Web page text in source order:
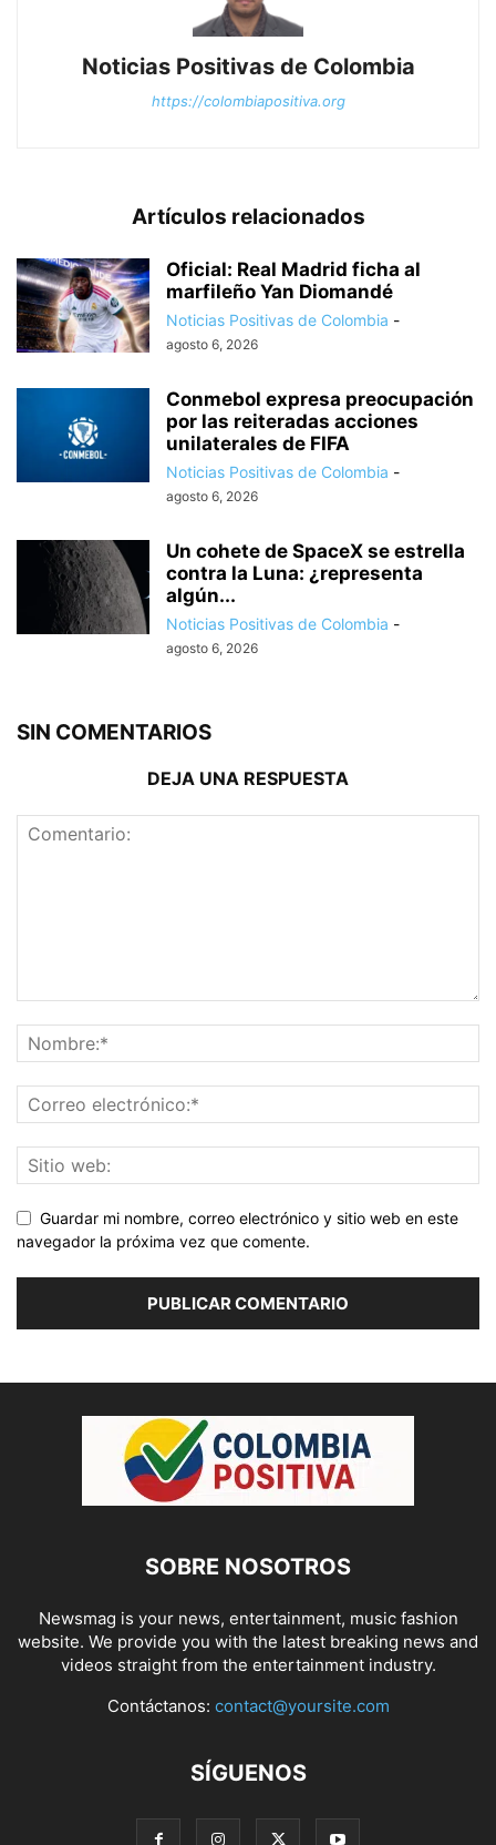
Noticias Positivas de Colombia
https://colombiapositiva.org
Artículos relacionados
Oficial: Real Madrid ficha al
marfileño Yan Diomandé
Noticias Positivas de Colombia -
agosto 6, 2026
Conmebol expresa preocupación
por las reiteradas acciones
unilaterales de FIFA
Noticias Positivas de Colombia -
agosto 6, 2026
Un cohete de SpaceX se estrella
contra la Luna: ¿representa
algún...
Noticias Positivas de Colombia -
agosto 6, 2026
SIN COMENTARIOS
DEJA UNA RESPUESTA
Guardar mi nombre, correo electrónico y sitio web en este
navegador la próxima vez que comente.
SOBRE NOSOTROS
Newsmag is your news, entertainment, music fashion
website. We provide you with the latest breaking news and
videos straight from the entertainment industry.
Contáctanos: contact@yoursite.com
SÍGUENOS